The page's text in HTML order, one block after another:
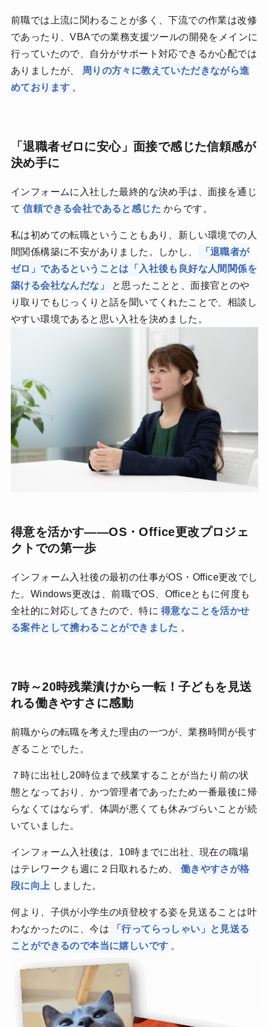
前職では上流に関わることが多く、下流での作業は改修
であったり、VBAでの業務支援ツールの開発をメインに
行っていたので、自分がサポート対応できるか心配では
ありましたが、
周りの方々に教えていただきながら進
めております 。
「退職者ゼロに安心」面接で感じた信頼感が
決め手に
インフォームに入社した最終的な決め手は、面接を通じ
て 信頼できる会社であると感じた からです。
私は初めての転職ということもあり、新しい環境での人
間関係構築に不安がありました。しかし、
「退職者が
ゼロ」であるということは「入社後も良好な人間関係を
築ける会社なんだな」
と思ったことと、面接官とのや
り取りでもじっくりと話を聞いてくれたことで、相談し
やすい環境であると思い入社を決めました。
得意を活かす――OS・Office更改プロジェ
クトでの第一歩
インフォーム入社後の最初の仕事がOS・Office更改でし
た。Windows更改は、前職でOS、Officeともに何度も
全社的に対応してきたので、特に 得意なことを活かせ
る案件として携わることができました 。
7時～20時残業漬けから一転！子どもを見送
れる働きやすさに感動
前職からの転職を考えた理由の一つが、業務時間が長す
ぎることでした。
７時に出社し20時位まで残業することが当たり前の状
態となっており、かつ管理者であったため一番最後に帰
らなくてはならず、体調が悪くても休みづらいことが続
いていました。
インフォーム入社後は、10時までに出社、現在の職場
はテレワークも週に２日取れるため、
働きやすさが格
段に向上 しました。
何より、子供が小学生の頃登校する姿を見送ることは叶
わなかったのに、今は
「行ってらっしゃい」と見送る
ことができるので本当に嬉しいです 。